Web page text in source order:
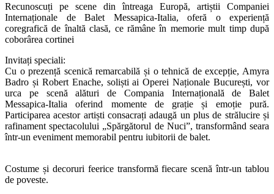
Recunoscuți pe scene din întreaga Europă, artiștii Companiei
Internaționale de Balet Messapica-Italia, oferă o experiență
coregrafică de înaltă clasă, ce rămâne în memorie mult timp după
coborârea cortinei
Invitați speciali:
Cu o prezență scenică remarcabilă și o tehnică de excepție, Amyra
Badro și Robert Enache, soliști ai Operei Naționale București, vor
urca pe scenă alături de Compania Internațională de Balet
Messapica-Italia oferind momente de grație și emoție pură.
Participarea acestor artiști consacrați adaugă un plus de strălucire și
rafinament spectacolului „Spărgătorul de Nuci”, transformând seara
într-un eveniment memorabil pentru iubitorii de balet.
Costume și decoruri feerice transformă fiecare scenă într-un tablou
de poveste.